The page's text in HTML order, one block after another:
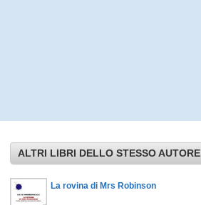
ALTRI LIBRI DELLO STESSO AUTORE
La rovina di Mrs Robinson